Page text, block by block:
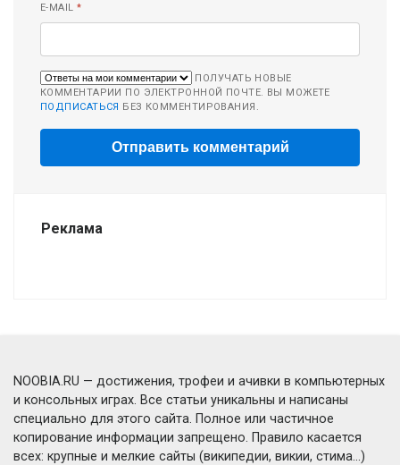
E-MAIL*
ПОЛУЧАТЬ НОВЫЕ
КОММЕНТАРИИ ПО ЭЛЕКТРОННОЙ ПОЧТЕ. ВЫ МОЖЕТЕ
ПОДПИСАТЬСЯ БЕЗ КОММЕНТИРОВАНИЯ.
Реклама
NOOBIA.RU — достижения, трофеи и ачивки в компьютерных
и консольных играх. Все статьи уникальны и написаны
специально для этого сайта. Полное или частичное
копирование информации запрещено. Правило касается
всех: крупные и мелкие сайты (википедии, викии, стима...)